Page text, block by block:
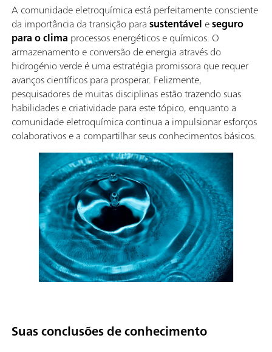
A comunidade eletroquímica está perfeitamente consciente
da importância da transição parasustentável eseguro
para o clima processos energéticos e químicos. O
armazenamento e conversão de energia através do
hidrogénio verde é uma estratégia promissora que requer
avanços científicos para prosperar. Felizmente,
pesquisadores de muitas disciplinas estão trazendo suas
habilidades e criatividade para este tópico, enquanto a
comunidade eletroquímica continua a impulsionar esforços
colaborativos e a compartilhar seus conhecimentos básicos.
Suas conclusões de conhecimento